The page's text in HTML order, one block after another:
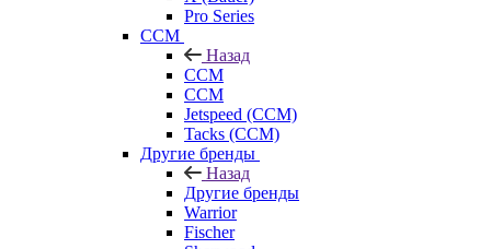
Pro Series
CCM
Назад
CCM
CCM
Jetspeed (CCM)
Tacks (CCM)
Другие бренды
Назад
Другие бренды
Warrior
Fischer